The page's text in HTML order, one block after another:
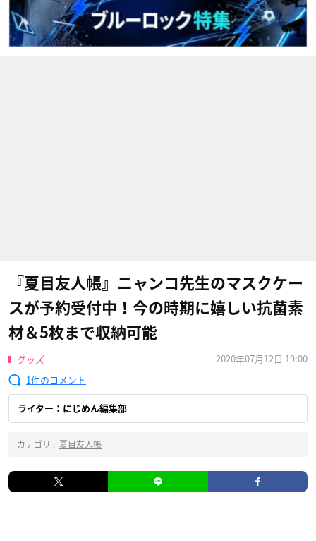
『夏目友人帳』ニャンコ先生のマスクケー
スが予約受付中！今の時期に嬉しい抗菌素
材＆5枚まで収納可能
グッズ
2020年07月12日 19:00
1
ライター：にじめん編集部
カテゴリ : 夏目友人帳